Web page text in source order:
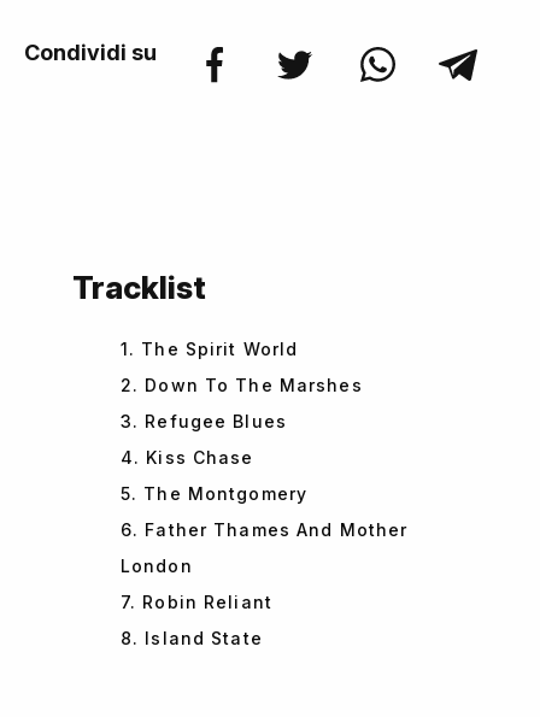
Condividi su
Tracklist
1. The Spirit World
2. Down To The Marshes
3. Refugee Blues
4. Kiss Chase
5. The Montgomery
6. Father Thames And Mother
London
7. Robin Reliant
8. Island State